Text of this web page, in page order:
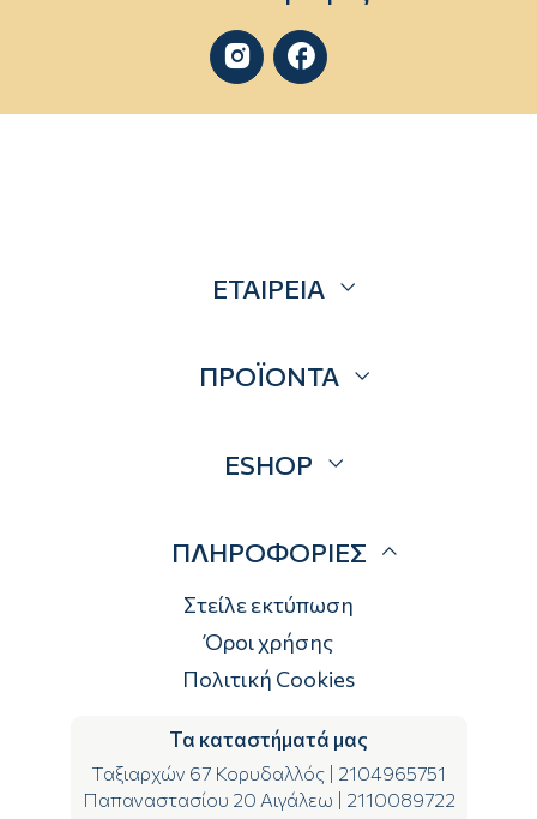
 
ΕΤΑΙΡΕΙΑ
Επικοινωνία
ΠΡΟΪΟΝΤΑ
Brands
ESHOP
Τρόποι αποστολής
Τρόποι πληρωμής
Επιστροφές
ΠΛΗΡΟΦΟΡΙΕΣ
Στείλε εκτύπωση
Όροι χρήσης
Πολιτική Cookies
Τα καταστήματά μας
Ταξιαρχών 67 Κορυδαλλός
2104965751
Παπαναστασίου 20 Αιγάλεω
2110089722